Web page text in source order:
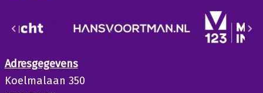
Adresgegevens
Koelmalaan 350